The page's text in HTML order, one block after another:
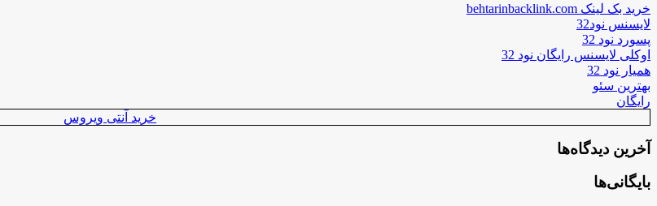
خرید بک لینک behtarinbacklink.com
لایسنس نود32
پسورد نود 32
اوکلی لایسنس رایگان نود 32
همیار نود 32
بهترین سئو
رایگان
خرید آنتی ویروس
آخرین دیدگاه‌ها
بایگانی‌ها